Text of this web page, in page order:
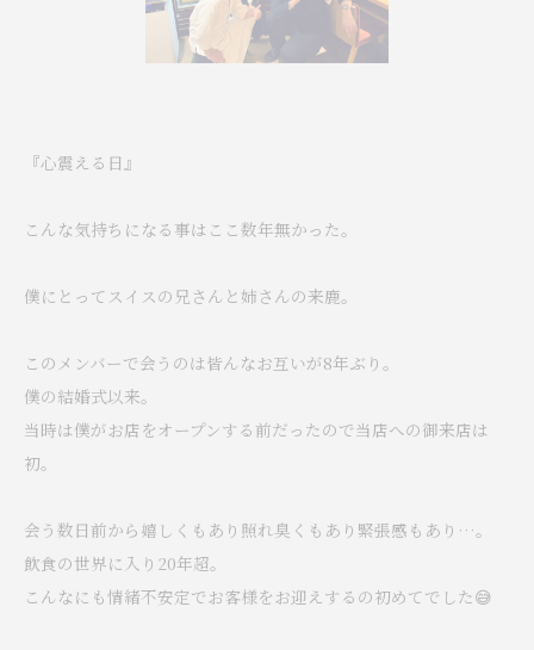
『心震える日』
こんな気持ちになる事はここ数年無かった。
僕にとってスイスの兄さんと姉さんの来鹿。
このメンバーで会うのは皆んなお互いが8年ぶり。
僕の結婚式以来。
当時は僕がお店をオープンする前だったので当店への御来店は
初。
会う数日前から嬉しくもあり照れ臭くもあり緊張感もあり…。
飲食の世界に入り20年超。
こんなにも情緒不安定でお客様をお迎えするの初めてでした😅